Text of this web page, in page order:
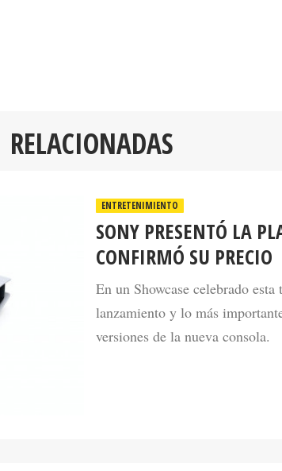
RELACIONADAS
ENTRETENIMIENTO
SONY PRESENTÓ LA
CONFIRMÓ SU PRECIO
En un Showcase celebrado
lanzamiento y lo más
versiones de la nueva consola.